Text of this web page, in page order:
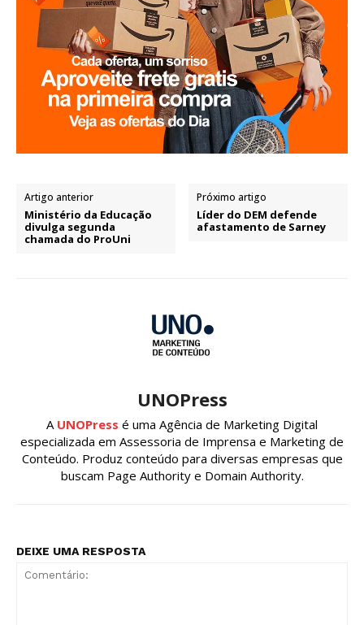
Artigo anterior
Ministério da Educação
divulga segunda
chamada do ProUni
Próximo artigo
Líder do DEM defende
afastamento de Sarney
UNOPress
A UNOPress é uma Agência de Marketing Digital
especializada em Assessoria de Imprensa e Marketing de
Conteúdo. Produz conteúdo para diversas empresas que
buscam Page Authority e Domain Authority.
DEIXE UMA RESPOSTA